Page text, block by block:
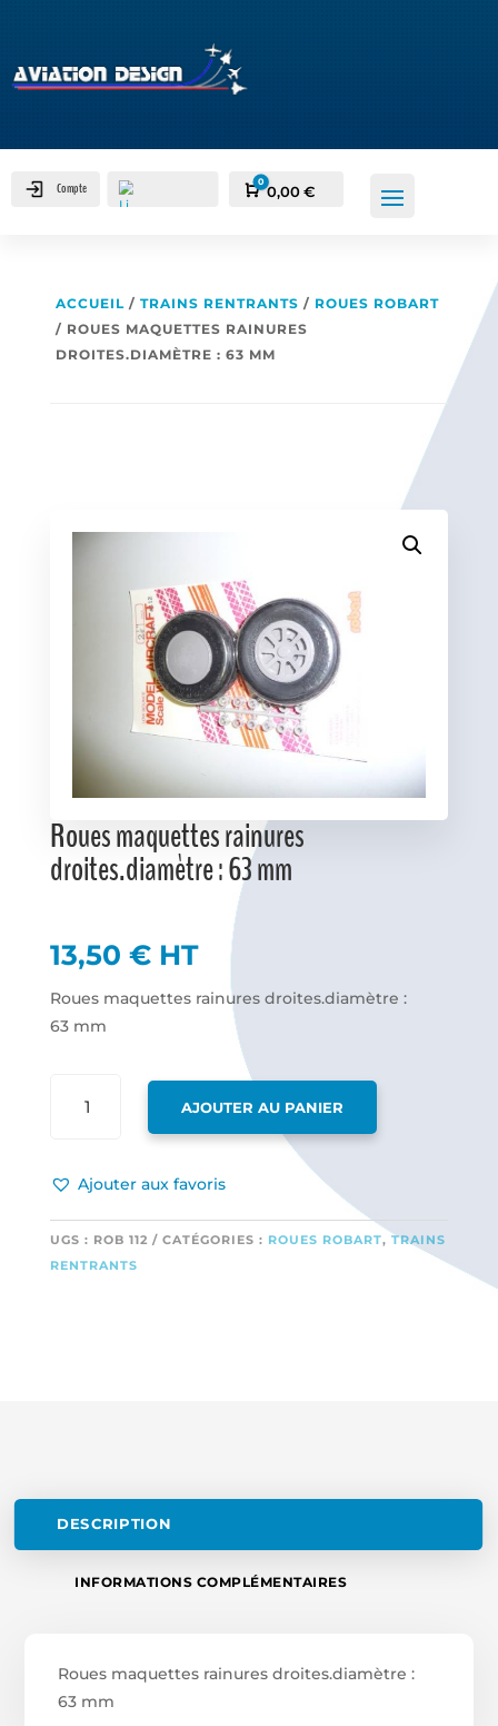
Compte Panier
0
0,00€
ACCUEIL / TRAINS RENTRANTS / ROUES ROBART
/ ROUES MAQUETTES RAINURES
DROITES.DIAMÈTRE : 63 MM
Roues maquettes rainures
droites.diamètre : 63 mm
13,50 € HT
Roues maquettes rainures droites.diamètre :
63 mm
RAINURES
:
63 MM
AJOUTER AU PANIER
Ajouter aux favoris
UGS : ROB 112 CATÉGORIES : ROUES ROBART, TRAINS
RENTRANTS
DESCRIPTION
INFORMATIONS COMPLÉMENTAIRES
Roues maquettes rainures droites.diamètre :
63 mm